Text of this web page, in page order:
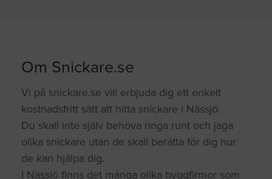
Om Snickare.se
Vi på snickare.se vill erbjuda dig ett enkelt
kostnadsfritt sätt att hitta snickare i Nässjö.
Du skall inte själv behöva ringa runt och jaga
olika snickare utan de skall berätta för dig hur
de kan hjälpa dig.
I Nässjö finns det många olika byggfirmor som